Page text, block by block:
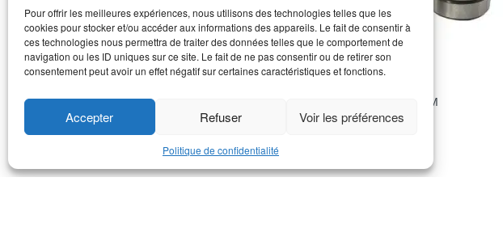
Pour offrir les meilleures expériences, nous utilisons des technologies telles que les
cookies pour stocker et/ou accéder aux informations des appareils. Le fait de consentir à
ces technologies nous permettra de traiter des données telles que le comportement de
navigation ou les ID uniques sur ce site. Le fait de ne pas consentir ou de retirer son
consentement peut avoir un effet négatif sur certaines caractéristiques et fonctions.
Accepter Refuser Voir les préférences
Politique de confidentialité
Goupille de sûreté série M Roulement réa série M